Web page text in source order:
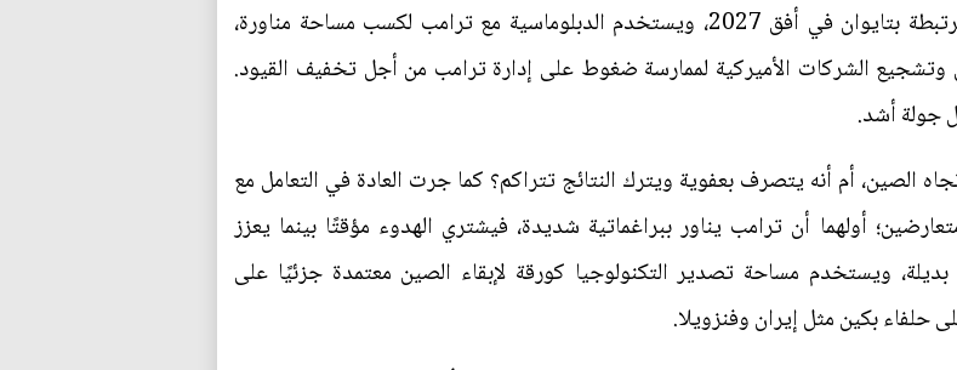
فيخزّن الغذاء والوقود، ويعدّ الجيش لسيناريوهات مرتبطة بتايوان في أفق 2027، ويستخدم الدبلوماسية مع ترامب لكسب مساحة مناورة،
وتشجيع الشركات الأميركية لممارسة ضغوط على إدارة ترامب من أجل تخفيف القيود.
جولة أشد.
الصين، أم أنه يتصرف بعفوية ويترك النتائج تتراكم؟ كما جرت العادة في التعامل مع
أولهما أن ترامب يناور ببراغماتية شديدة، فيشتري الهدوء مؤقتًا بينما يعزز
ويستخدم مساحة تصدير التكنولوجيا كورقة لإبقاء الصين معتمدة جزئيًا على
حلفاء بكين مثل إيران وفنزويلا.